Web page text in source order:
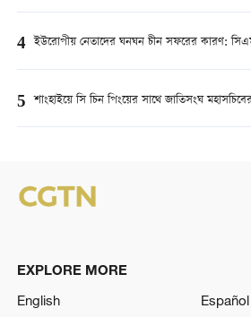
4 ইউরোপীয় নেতাদের ঘনঘন চীন সফরের কারণ:
5 শাংহাইয়ে সি চিন পিংয়ের সাথে জাতিসংঘ
EXPLORE MORE
English
Español